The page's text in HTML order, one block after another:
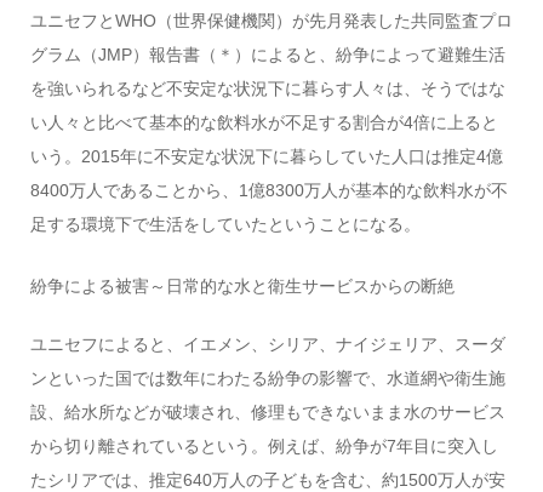
ユニセフとWHO（世界保健機関）が先月発表した共同監査プロ
グラム（JMP）報告書（＊）によると、紛争によって避難生活
を強いられるなど不安定な状況下に暮らす人々は、そうではな
い人々と比べて基本的な飲料水が不足する割合が4倍に上ると
いう。2015年に不安定な状況下に暮らしていた人口は推定4億
8400万人であることから、1億8300万人が基本的な飲料水が不
足する環境下で生活をしていたということになる。
紛争による被害～日常的な水と衛生サービスからの断絶
ユニセフによると、イエメン、シリア、ナイジェリア、スーダ
ンといった国では数年にわたる紛争の影響で、水道網や衛生施
設、給水所などが破壊され、修理もできないまま水のサービス
から切り離されているという。例えば、紛争が7年目に突入し
たシリアでは、推定640万人の子どもを含む、約1500万人が安